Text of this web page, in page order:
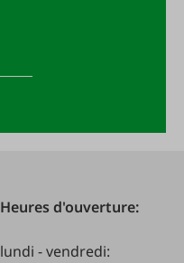
Heures d'ouverture:
lundi - vendredi: